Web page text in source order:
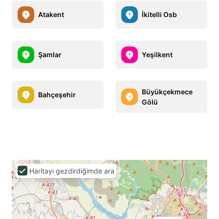
Atakent İkitelli Osb
Şamlar Yeşilkent
Bahçeşehir
Büyükçekmece
Gölü
Haritayı gezdirdiğimde ara